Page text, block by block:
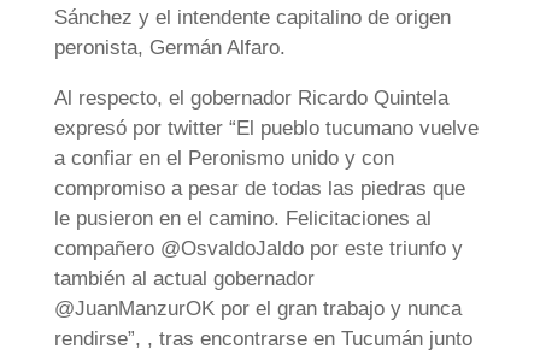
Sánchez y el intendente capitalino de origen
peronista, Germán Alfaro.
Al respecto, el gobernador Ricardo Quintela
expresó por twitter “El pueblo tucumano vuelve
a confiar en el Peronismo unido y con
compromiso a pesar de todas las piedras que
le pusieron en el camino. Felicitaciones al
compañero @OsvaldoJaldo por este triunfo y
también al actual gobernador
@JuanManzurOK por el gran trabajo y nunca
rendirse”, , tras encontrarse en Tucumán junto